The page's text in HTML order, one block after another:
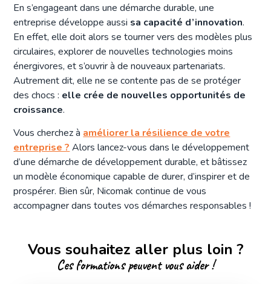
En s’engageant dans une démarche durable, une
entreprise développe aussi sa capacité d’innovation.
En effet, elle doit alors se tourner vers des modèles plus
circulaires, explorer de nouvelles technologies moins
énergivores, et s’ouvrir à de nouveaux partenariats.
Autrement dit, elle ne se contente pas de se protéger
des chocs : elle crée de nouvelles opportunités de
croissance.
Vous cherchez à améliorer la résilience de votre
entreprise ? Alors lancez-vous dans le développement
d’une démarche de développement durable, et bâtissez
un modèle économique capable de durer, d’inspirer et de
prospérer. Bien sûr, Nicomak continue de vous
accompagner dans toutes vos démarches responsables !
Vous souhaitez aller plus loin ?
Ces formations peuvent vous aider !